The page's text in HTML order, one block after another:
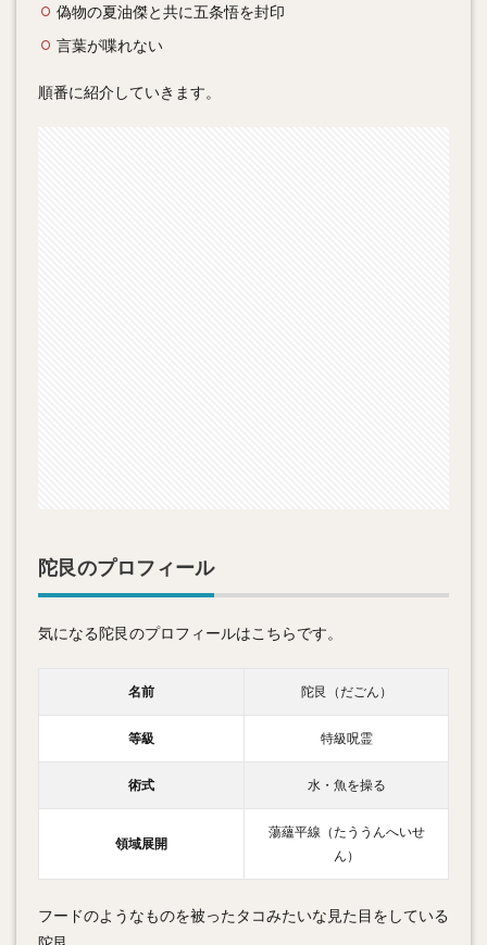
偽物の夏油傑と共に五条悟を封印
言葉が喋れない
順番に紹介していきます。
陀艮のプロフィール
気になる陀艮のプロフィールはこちらです。
名前 陀艮（だごん）
等級 特級呪霊
術式 水・魚を操る
領域展開
蕩蘊平線（たううんへいせ
ん）
フードのようなものを被ったタコみたいな見た目をしている